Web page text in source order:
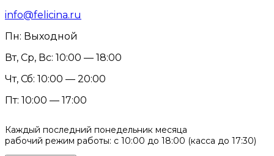
info@felicina.ru
Пн: Выходной
Вт, Ср, Вс: 10:00 — 18:00
Чт, Сб: 10:00 — 20:00
Пт: 10:00 — 17:00
Каждый последний понедельник месяца
рабочий режим работы: с 10:00 до 18:00 (касса до 17:30)